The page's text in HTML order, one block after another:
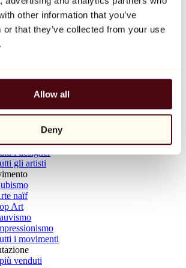
other information that you’ve
or that they’ve collected from your use
Allow all
Deny
i pittori
i fotografi
i disegnatori
i designer
gli artisti
naïf
Art
i movimenti
venduti